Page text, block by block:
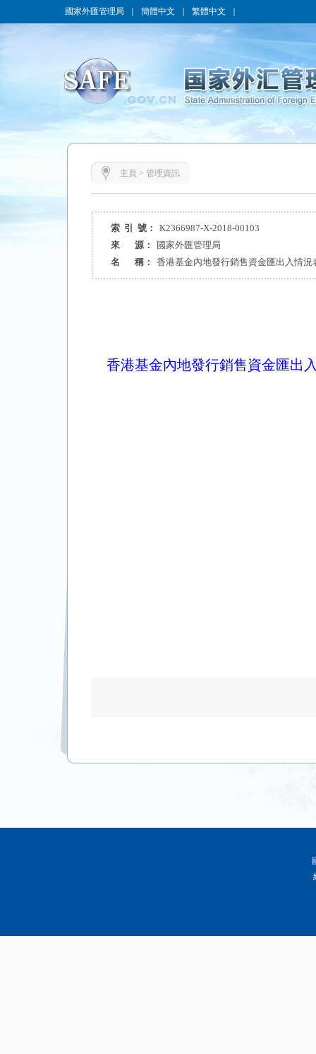
國家外匯管理局 簡體中文 繁體中文
主頁 > 管理資訊
索 引 號：
K2366987-X-2018-00103
來 源：
國家外匯管理局
名 稱：
香港基金內地發行銷售資金匯出入情況
香港基金內地發行銷售資金匯出